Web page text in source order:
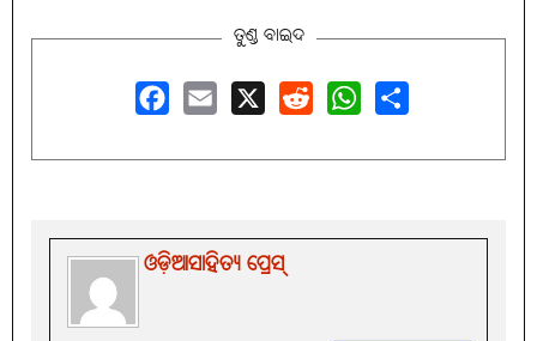
ତୁଣ୍ଡ ବାଇଦ
ଓଡ଼ିଆସାହିତ୍ୟ ପ୍ରେସ୍‌